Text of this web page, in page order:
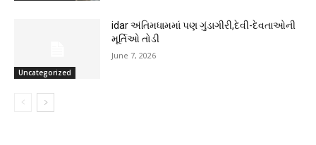
Uncategorized
idar અંતિમધામમાં પણ ગુંડાગીરી,દેવી-દેવતાઓની
મૂર્તિઓ તોડી
June 7, 2026